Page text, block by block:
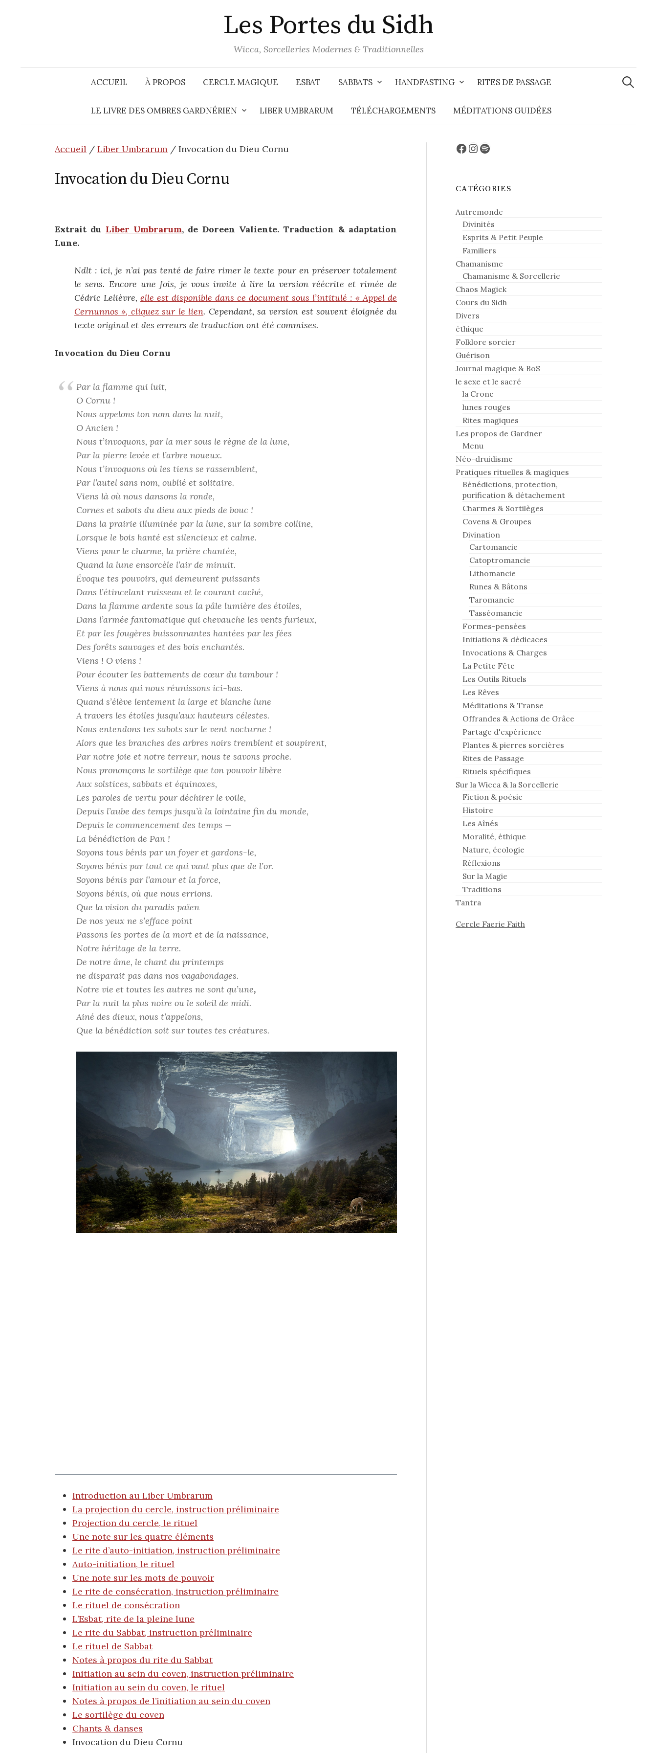
Les Portes du Sidh
Wicca, Sorcelleries Modernes & Traditionnelles
ACCUEIL À PROPOS CERCLE MAGIQUE ESBAT SABBATS HANDFASTING RITES DE PASSAGE
LE LIVRE DES OMBRES GARDNÉRIEN LIBER UMBRARUM TÉLÉCHARGEMENTS MÉDITATIONS GUIDÉES
Accueil / Liber Umbrarum / Invocation du Dieu Cornu
Invocation du Dieu Cornu
Extrait du Liber Umbrarum, de Doreen Valiente. Traduction & adaptation
Lune.
Ndlt : ici, je n’ai pas tenté de faire rimer le texte pour en préserver totalement
le sens. Encore une fois, je vous invite à lire la version réécrite et rimée de
Cédric Lelièvre, elle est disponible dans ce document sous l’intitulé : « Appel de
Cernunnos », cliquez sur le lien. Cependant, sa version est souvent éloignée du
texte original et des erreurs de traduction ont été commises.
Invocation du Dieu Cornu
Par la flamme qui luit,
O Cornu !
Nous appelons ton nom dans la nuit,
O Ancien !
Nous t’invoquons, par la mer sous le règne de la lune,
Par la pierre levée et l’arbre noueux.
Nous t’invoquons où les tiens se rassemblent,
Par l’autel sans nom, oublié et solitaire.
Viens là où nous dansons la ronde,
Cornes et sabots du dieu aux pieds de bouc !
Dans la prairie illuminée par la lune, sur la sombre colline,
Lorsque le bois hanté est silencieux et calme.
Viens pour le charme, la prière chantée,
Quand la lune ensorcèle l’air de minuit.
Évoque tes pouvoirs, qui demeurent puissants
Dans l’étincelant ruisseau et le courant caché,
Dans la flamme ardente sous la pâle lumière des étoiles,
Dans l’armée fantomatique qui chevauche les vents furieux,
Et par les fougères buissonnantes hantées par les fées
Des forêts sauvages et des bois enchantés.
Viens ! O viens !
Pour écouter les battements de cœur du tambour !
Viens à nous qui nous réunissons ici-bas.
Quand s’élève lentement la large et blanche lune
A travers les étoiles jusqu’aux hauteurs célestes.
Nous entendons tes sabots sur le vent nocturne !
Alors que les branches des arbres noirs tremblent et soupirent,
Par notre joie et notre terreur, nous te savons proche.
Nous prononçons le sortilège que ton pouvoir libère
Aux solstices, sabbats et équinoxes,
Les paroles de vertu pour déchirer le voile,
Depuis l’aube des temps jusqu’à la lointaine fin du monde,
Depuis le commencement des temps —
La bénédiction de Pan !
Soyons tous bénis par un foyer et gardons-le,
Soyons bénis par tout ce qui vaut plus que de l’or.
Soyons bénis par l’amour et la force,
Soyons bénis, où que nous errions.
Que la vision du paradis païen
De nos yeux ne s’efface point
Passons les portes de la mort et de la naissance,
Notre héritage de la terre.
De notre âme, le chant du printemps
ne disparait pas dans nos vagabondages.
Notre vie et toutes les autres ne sont qu’une,
Par la nuit la plus noire ou le soleil de midi.
Ainé des dieux, nous t’appelons,
Que la bénédiction soit sur toutes tes créatures.
Introduction au Liber Umbrarum
La projection du cercle, instruction préliminaire
Projection du cercle, le rituel
Une note sur les quatre éléments
Le rite d’auto-initiation, instruction préliminaire
Auto-initiation, le rituel
Une note sur les mots de pouvoir
Le rite de consécration, instruction préliminaire
Le rituel de consécration
L’Esbat, rite de la pleine lune
Le rite du Sabbat, instruction préliminaire
Le rituel de Sabbat
Notes à propos du rite du Sabbat
Initiation au sein du coven, instruction préliminaire
Initiation au sein du coven, le rituel
Notes à propos de l’initiation au sein du coven
Le sortilège du coven
Chants & danses
Invocation du Dieu Cornu
Facebook
Instagram
Spotify
CATÉGORIES
Autremonde
Divinités
Esprits & Petit Peuple
Familiers
Chamanisme
Chamanisme & Sorcellerie
Chaos Magick
Cours du Sidh
Divers
éthique
Folklore sorcier
Guérison
Journal magique & BoS
le sexe et le sacré
la Crone
lunes rouges
Rites magiques
Les propos de Gardner
Menu
Néo-druidisme
Pratiques rituelles & magiques
Bénédictions, protection,
purification & détachement
Charmes & Sortilèges
Covens & Groupes
Divination
Cartomancie
Catoptromancie
Lithomancie
Runes & Bâtons
Taromancie
Tasséomancie
Formes-pensées
Initiations & dédicaces
Invocations & Charges
La Petite Fête
Les Outils Rituels
Les Rêves
Méditations & Transe
Offrandes & Actions de Grâce
Partage d'expérience
Plantes & pierres sorcières
Rites de Passage
Rituels spécifiques
Sur la Wicca & la Sorcellerie
Fiction & poésie
Histoire
Les Aînés
Moralité, éthique
Nature, écologie
Réflexions
Sur la Magie
Traditions
Tantra
Cercle Faerie Faith